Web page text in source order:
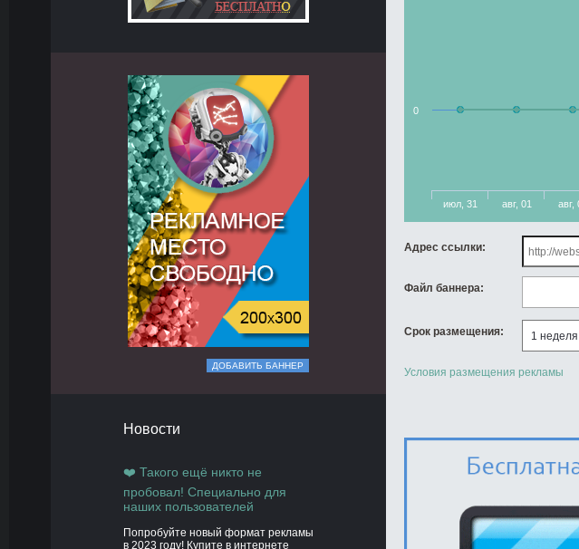
ДОБАВИТЬ БАННЕР
Новости
❤️ Такого ещё никто не
пробовал! Специально для
наших пользователей
Попробуйте новый формат рекламы
в 2023 году! Купите в интернете
июл, 31 авг, 01 авг,
0
Адрес ссылки:
Файл баннера:
Срок размещения:
Условия размещения рекламы